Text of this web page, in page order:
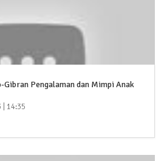
Pengalaman dan Mimpi Anak
| 14:35